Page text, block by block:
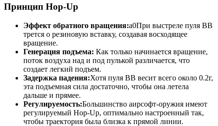
Принцип Hop-Up
Эффект обратного вращения:a0При выстреле пуля BB
трется о резиновую вставку, создавая восходящее
вращение.
Генерация подъема: Как только начинается вращение,
поток воздуха над и под пулькой различается, что
создает легкий подъем.
Задержка падения:Хотя пуля BB весит всего около 0.2г,
эта подъемная сила достаточно, чтобы она летела
дальше и прямее.
Регулируемость:Большинство аирсофт-оружия имеют
регулируемый Hop-Up, оптимально настроенный так,
чтобы траектория была близка к прямой линии.